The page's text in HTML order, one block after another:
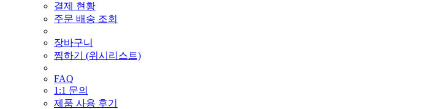
결제 현황
주문 배송 조회
장바구니
찜하기 (위시리스트)
FAQ
1:1 문의
제품 사용 후기